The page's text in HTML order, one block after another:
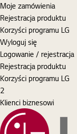
Moje zamówienia
Rejestracja produktu
Korzyści programu LG
Wyloguj się
Logowanie / rejestracja
Rejestracja produktu
Korzyści programu LG
Koszyk
2
Klienci biznesowi